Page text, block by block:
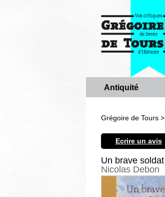
Antiquité
Grégoire de Tours >
Ecrire un avis
Un brave soldat
Nicolas Debon